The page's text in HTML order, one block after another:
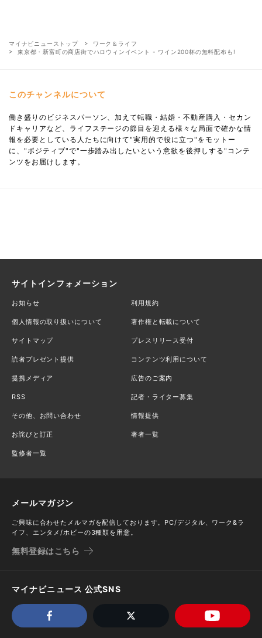
マイナビニューストップ
ワーク＆ライフ
東京都・新富町の商店街でハロウィンイベント - ワイン200杯の無料配布も!
このチャンネルについて
働き盛りのビジネスパーソン、加えて転職・結婚・不動産購入・セカン
ドキャリアなど、ライフステージの節目を迎える様々な局面で確かな情
報を必要としている人たちに向けて"実用的で役に立つ"をモットー
に、"ポジティブ"で"一歩踏み出したいという意欲を後押しする"コンテ
ンツをお届けします。
サイトインフォメーション
お知らせ 利用規約
個人情報の取り扱いについて 著作権と転載について
サイトマップ プレスリリース受付
読者プレゼント提供 コンテンツ利用について
提携メディア 広告のご案内
RSS 記者・ライター募集
その他、お問い合わせ 情報提供
お詫びと訂正 著者一覧
監修者一覧
メールマガジン
ご興味に合わせたメルマガを配信しております。PC/デジタル、ワーク&ラ
イフ、エンタメ/ホビーの3種類を用意。
無料登録はこちら
マイナビニュース 公式SNS